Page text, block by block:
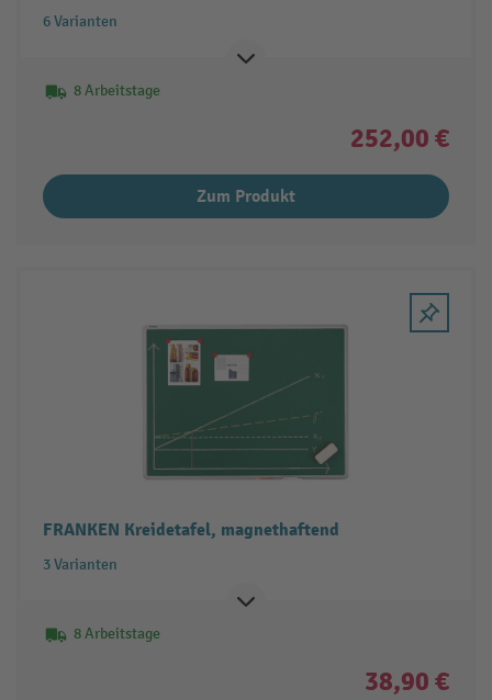
6 Varianten
8 Arbeitstage
252,00 €
Zum Produkt
FRANKEN Kreidetafel, magnethaftend
3 Varianten
8 Arbeitstage
38,90 €